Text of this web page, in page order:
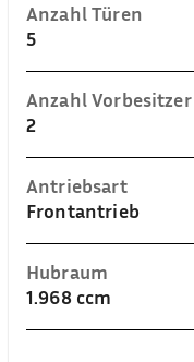
Anzahl Türen
5
Anzahl Vorbesitzer
2
Antriebsart
Frontantrieb
Hubraum
1.968 ccm